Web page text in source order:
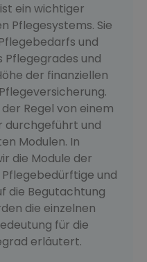
ein wichtiger
Pflegesystems. Sie
und
Pflegegrades und
der finanziellen
Regel von einem
durchgeführt und
Modulen. In
die Module der
und
die Begutachtung
die einzelnen
für die
erläutert.